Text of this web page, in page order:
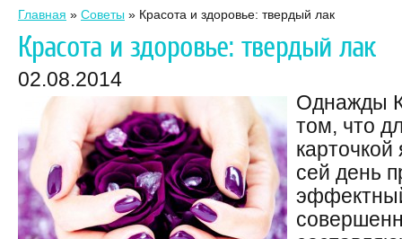
Главная » Советы » Красота и здоровье: твердый лак
Красота и здоровье: твердый лак
02.08.2014
Однажды
том, что
сей день